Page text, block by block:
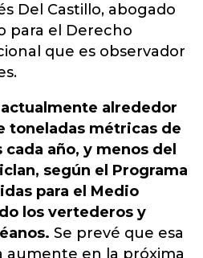
Del Castillo, abogado
para el Derecho
que es observador
alrededor
toneladas métricas de
año, y menos del
según el Programa
para el Medio
los vertederos y
Se prevé que esa
aumente en la próxima